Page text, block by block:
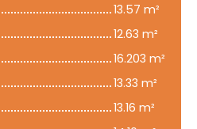
13.57 m²
12.63 m²
16.203 m²
13.33 m²
13.16 m²